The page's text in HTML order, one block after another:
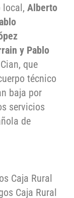
local, Alberto
y Pablo
que
técnico
baja por
servicios
de
Caja Rural
Caja Rural